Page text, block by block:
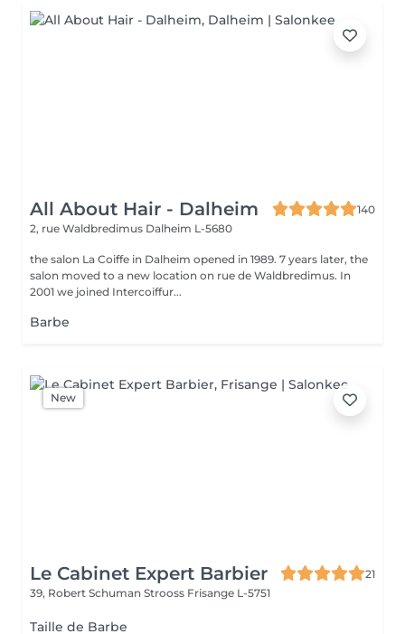
All About Hair - Dalheim
140
2, rue Waldbredimus Dalheim L-5680
the salon La Coiffe in Dalheim opened in 1989. 7 years later, the
salon moved to a new location on rue de Waldbredimus. In
2001 we joined Intercoiffur...
Barbe
New
Le Cabinet Expert Barbier
21
39, Robert Schuman Strooss Frisange L-5751
Taille de Barbe